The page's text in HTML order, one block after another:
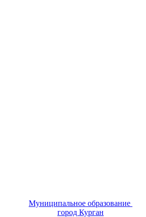
Муниципальное образование
город Курган